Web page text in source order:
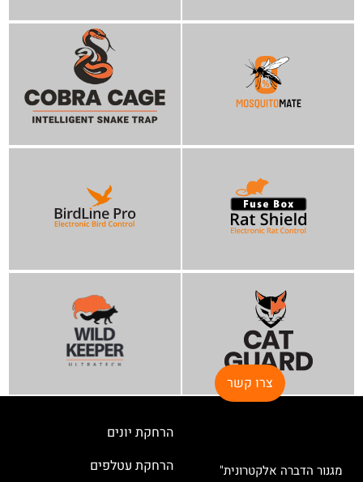
צרו קשר
מגנור הדברה אלקטרונית"
הרחקת יונים
הרחקת עטלפים